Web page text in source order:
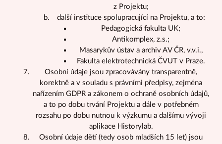
z Projektu;
další instituce spolupracující na Projektu, a to:
Pedagogická fakulta UK;
Antikomplex, z.s.;
Masarykův ústav a archiv AV ČR, v.v.i.,
Fakulta elektrotechnická ČVUT v Praze.
Osobní údaje jsou zpracovávány transparentně,
korektně a v souladu s právními předpisy, zejména
nařízením GDPR a zákonem o ochraně osobních údajů,
a to po dobu trvání Projektu a dále v potřebném
rozsahu po dobu nutnou k výzkumu a dalšímu vývoji
aplikace Historylab.
Osobní údaje dětí (tedy osob mladších 15 let) jsou